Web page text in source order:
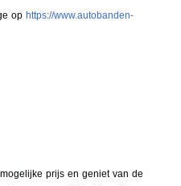
op https://www.autobanden-
prijs en geniet van de